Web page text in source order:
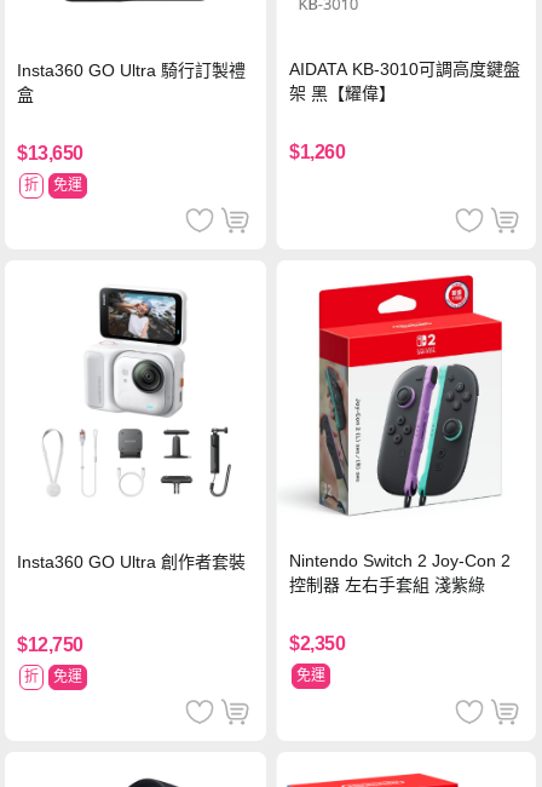
Insta360 GO Ultra 騎行訂製禮
盒
$13,650
折 免運
AIDATA KB-3010可調高度鍵盤
架 黑【耀偉】
$1,260
Insta360 GO Ultra 創作者套裝
$12,750
折 免運
Nintendo Switch 2 Joy-Con 2
控制器 左右手套組 淺紫綠
$2,350
免運